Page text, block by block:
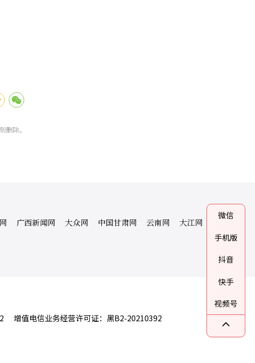
删除。
广西新闻网 大众网 中国甘肃网 云南网
大江网
增值电信业务经营许可证：黑B2-20210392
微信
手机版
抖音
快手
视频号